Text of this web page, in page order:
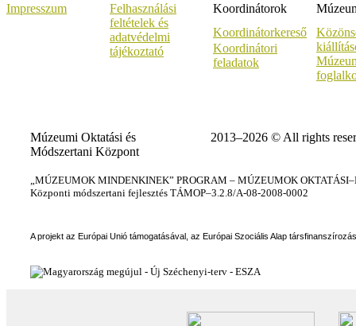
Impresszum
Felhasználási
feltételek és
adatvédelmi
tájékoztató
Koordinátorok
Koordinátorkereső
Koordinátori
feladatok
Múzeumi Oktatási és
Módszertani Központ
2013–2026 © All rights
„MÚZEUMOK MINDENKINEK” PROGRAM – MÚZEUMOK
Központi módszertani fejlesztés TÁMOP–3.2.8/A-08-2008-0002
A projekt az Európai Unió támogatásával, az Európai Szociális Alap